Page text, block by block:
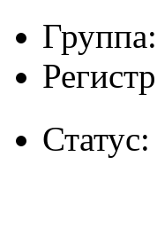
Группа:
Статус: